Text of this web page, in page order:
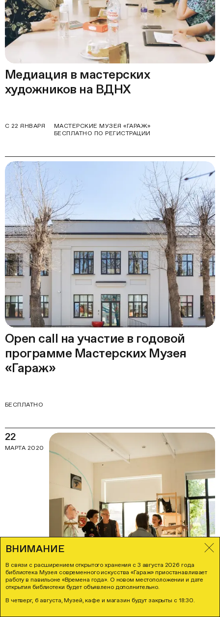
ВНИМАНИЕ
В связи с расширением открытого хранения с 3 августа 2026 года
библиотека Музея современного искусства «Гараж» приостанавливает
работу в павильоне «Времена года». О новом местоположении и дате
открытия библиотеки будет объявлено дополнительно.
В четверг, 6 августа, Музей, кафе и магазин будут закрыты с 18:30.
Медиация в мастерских
художников на ВДНХ
С 22 ЯНВАРЯ
МАСТЕРСКИЕ МУЗЕЯ «ГАРАЖ»
БЕСПЛАТНО ПО РЕГИСТРАЦИИ
Open call на участие в годовой
программе Мастерских Музея
«Гараж»
БЕСПЛАТНО
22
МАРТА 2020